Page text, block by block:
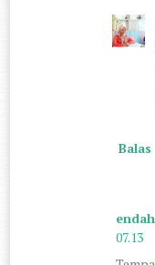
Balas
07.13